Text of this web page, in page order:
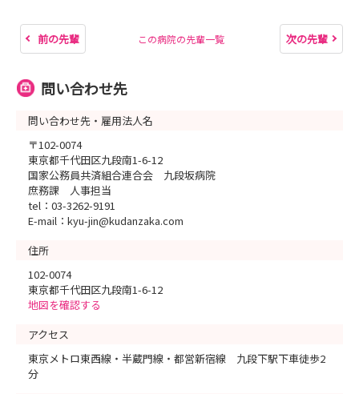
前の先輩 この病院の先輩一覧 次の先輩
問い合わせ先
問い合わせ先・雇用法人名
〒102-0074
東京都千代田区九段南1-6-12
国家公務員共済組合連合会 九段坂病院
庶務課 人事担当
tel：03-3262-9191
E-mail：kyu-jin@kudanzaka.com
住所
102-0074
東京都千代田区九段南1-6-12
地図を確認する
アクセス
東京メトロ東西線・半蔵門線・都営新宿線 九段下駅下車徒歩2
分